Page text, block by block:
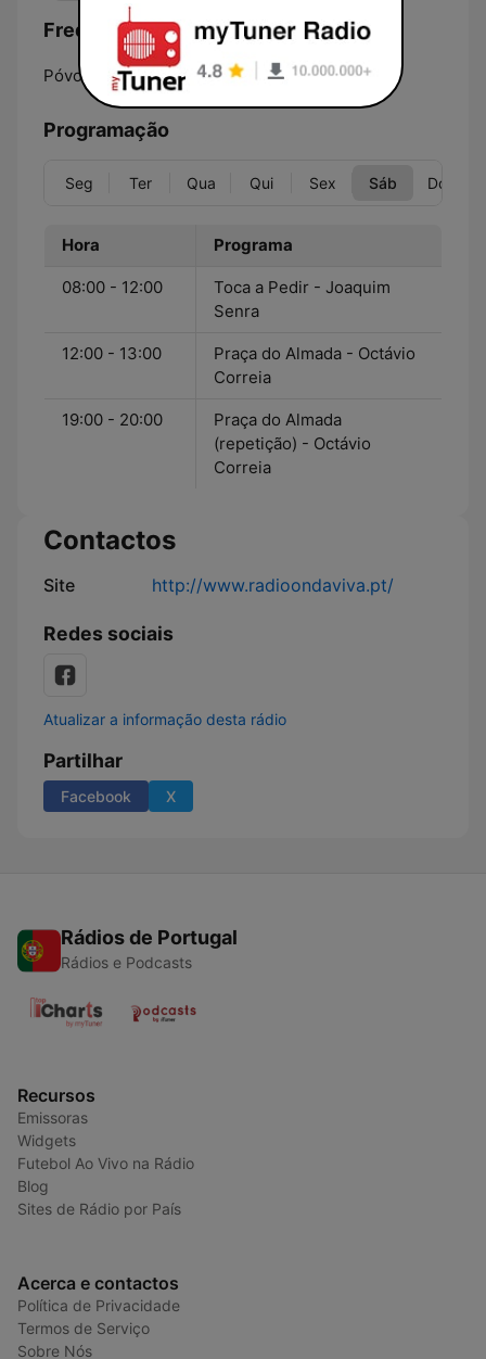
Frequências Rádio Onda Viva:
Póvoa de Varzim: 96.1 FM
Programação
Seg Ter Qua Qui Sex Sáb Dom
Hora Programa
08:00 - 12:00
Toca a Pedir - Joaquim
Senra
12:00 - 13:00
Praça do Almada - Octávio
Correia
19:00 - 20:00
Praça do Almada
(repetição) - Octávio
Correia
Contactos
Site http://www.radioondaviva.pt/
Redes sociais
Atualizar a informação desta rádio
Partilhar
Facebook X
Rádios de Portugal
Rádios e Podcasts
Recursos
Emissoras
Widgets
Futebol Ao Vivo na Rádio
Blog
Sites de Rádio por País
Acerca e contactos
Política de Privacidade
Termos de Serviço
Sobre Nós